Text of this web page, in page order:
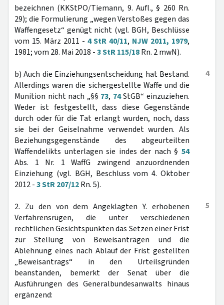
bezeichnen (KKStPO/Tiemann, 9. Aufl., § 260 Rn.
29); die Formulierung „wegen Verstoßes gegen das
Waffengesetz“ genügt nicht (vgl. BGH, Beschlüsse
vom 15. März 2011 - 4 StR 40/11, NJW 2011, 1979,
1981; vom 28. Mai 2018 -3 StR 115/18Rn. 2 mwN).
4
b) Auch die Einziehungsentscheidung hat Bestand.
Allerdings waren die sichergestellte Waffe und die
Munition nicht nach „§§ 73, 74StGB“ einzuziehen.
Weder ist festgestellt, dass diese Gegenstände
durch oder für die Tat erlangt wurden, noch, dass
sie bei der Geiselnahme verwendet wurden. Als
Beziehungsgegenstände des abgeurteilten
Waffendelikts unterlagen sie indes der nach § 54
Abs. 1 Nr. 1 WaffG zwingend anzuordnenden
Einziehung (vgl. BGH, Beschluss vom 4. Oktober
2012 -3 StR 207/12Rn. 5).
5
2. Zu den von dem Angeklagten Y. erhobenen
Verfahrensrügen, die unter verschiedenen
rechtlichen Gesichtspunkten das Setzen einer Frist
zur Stellung von Beweisanträgen und die
Ablehnung eines nach Ablauf der Frist gestellten
„Beweisantrags“ in den Urteilsgründen
beanstanden, bemerkt der Senat über die
Ausführungen des Generalbundesanwalts hinaus
ergänzend: